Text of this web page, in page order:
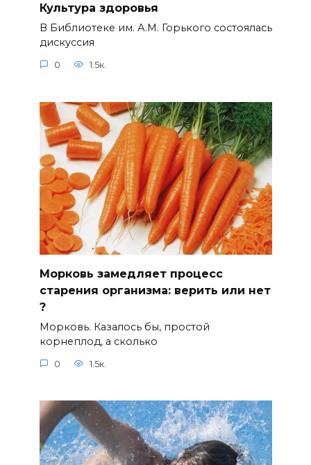
Культура здоровья
В Библиотеке им. А.М. Горького состоялась
дискуссия
0 1.5к.
Морковь замедляет процесс
старения организма: верить или нет
?⠀
Морковь. Казалось бы, простой
корнеплод, а сколько
0 1.5к.